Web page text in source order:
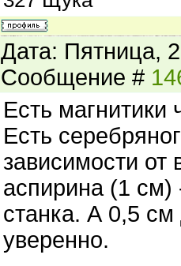
Дата: Пятница,
Сообщение #
Есть
Есть
зависимости от
аспирина (1 см)
станка. А 0,5
уверенно.